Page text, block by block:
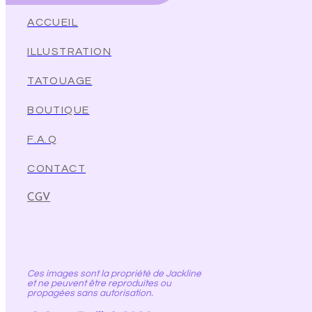
ACCUEIL
TATOUAGE
ILLUSTRATION
BOUTIQUE
CGV
F.A.Q
CONTACT
Ces images sont la propriété de Jackline
et ne peuvent être reproduites ou
propagées sans autorisation.